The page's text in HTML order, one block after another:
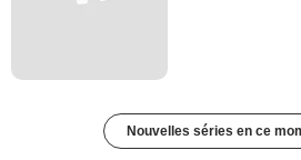
Nouvelles séries en ce